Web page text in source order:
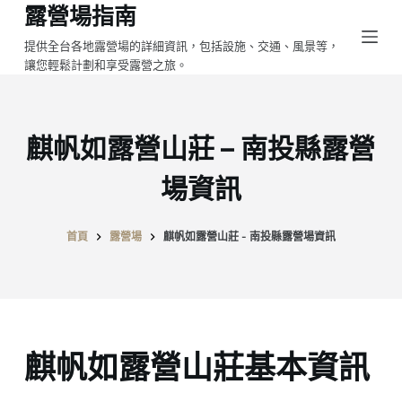
跳
至
主
容
露營場指南
提供全台各地露營場的詳細資訊，包括設施、交通、風景等，
讓您輕鬆計劃和享受露營之旅。
麒帆如露營山莊 – 南投縣露營
場資訊
首頁 露營場 麒帆如露營山莊 - 南投縣露營場資訊
麒帆如露營山莊基本資訊